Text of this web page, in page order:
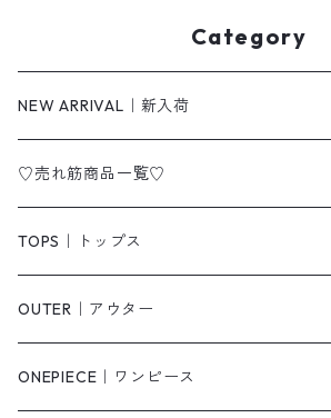
Category
NEW ARRIVAL｜新入荷
♡売れ筋商品一覧♡
TOPS｜トップス
Tシャツ/カットソー
シャツ/ブラウス
OUTER｜アウター
ジャケット/ブルゾン
ONEPIECE｜ワンピース